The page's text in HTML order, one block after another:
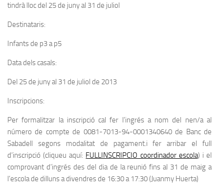
tindrà lloc del 25 de juny al 31 de juliol
Destinataris:
Infants de p3 a p5
Data dels casals:
Del 25 de juny al 31 de juliol de 2013
Inscripcions:
Per formalitzar la inscripció cal fer l’ingrés a nom del nen/a al
número de compte de 0081-7013-94-0001340640 de Banc de
Sabadell segons modalitat de pagament.i fer arribar el full
d’inscripció (cliqueu aquí: FULLINSCRIPCIO coordinador escola) i el
comprovant d’ingrés des del dia de la reunió fins al 31 de maig a
l’escola de dilluns a divendres de 16:30 a 17:30 (Juanmy Huerta)